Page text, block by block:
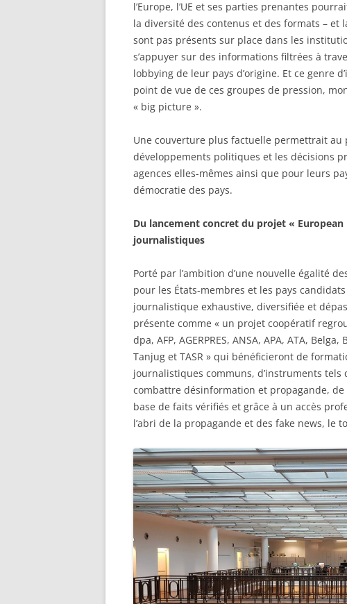
l’Europe, l’UE et ses parties prenantes
la diversité des contenus et des formats – et
sont pas présents sur place dans les
s’appuyer sur des informations filtrées à
lobbying de leur pays d’origine. Et ce genre
point de vue de ces groupes de pression,
« big picture ».
Une couverture plus factuelle permettrait
développements politiques et les décisions
agences elles-mêmes ainsi que pour leurs
démocratie des pays.
Du lancement concret du projet «
journalistiques
Porté par l’ambition d’une nouvelle égalité
pour les États-membres et les pays
journalistique exhaustive, diversifiée et
présente comme « un projet coopératif
dpa, AFP, AGERPRES, ANSA, APA, ATA,
Tanjug et TASR » qui bénéficieront de
journalistiques communs, d’instruments
combattre désinformation et propagande,
base de faits vérifiés et grâce à un accès
l’abri de la propagande et des fake news, le